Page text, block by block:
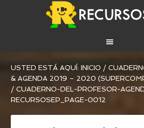
USTED ESTÁ AQUÍ:INICIO /
& AGENDA 2019 – 2020
/ CUADERNO-DEL-PROFESOR-
RECURSOSEP_PAGE-0012